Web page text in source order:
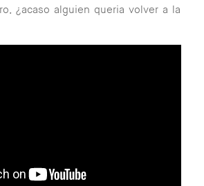
¿acaso alguien queria volver a la